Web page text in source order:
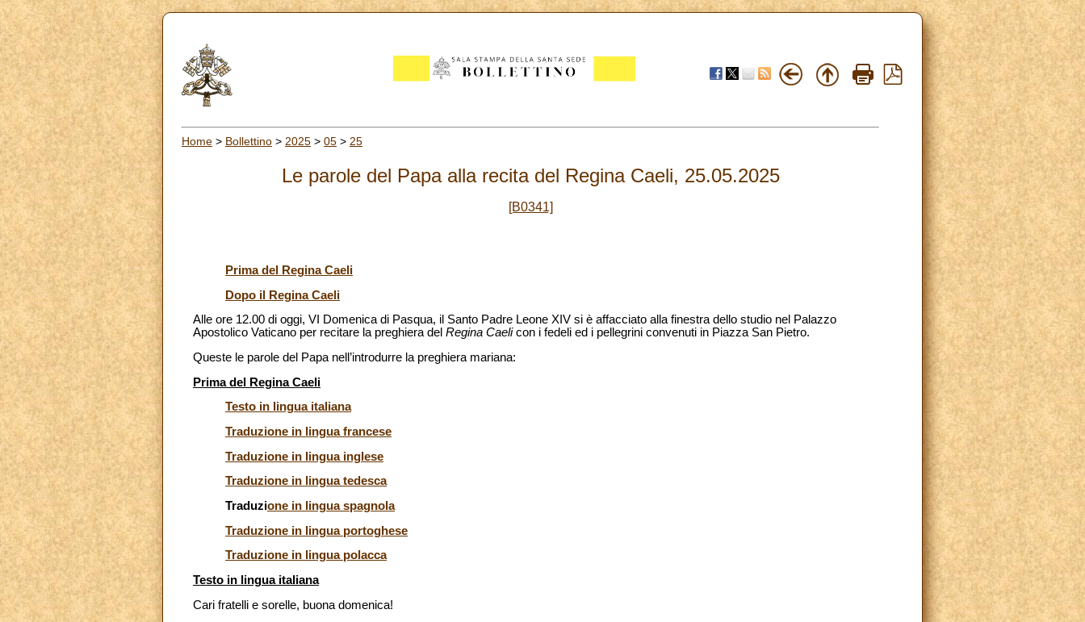
Home > Bollettino > 2025 > 05 > 25
Le parole del Papa alla recita del Regina Caeli, 25.05.2025
[B0341]
Prima del Regina Caeli
Dopo il Regina Caeli
Alle ore 12.00 di oggi, VI Domenica di Pasqua, il Santo Padre Leone XIV si è affacciato alla finestra dello studio nel Palazzo
Apostolico Vaticano per recitare la preghiera del Regina Caelicon i fedeli ed i pellegrini convenuti in Piazza San Pietro.
Queste le parole del Papa nell’introdurre la preghiera mariana:
Prima del Regina Caeli
Testo in lingua italiana
Traduzione in lingua francese
Traduzione in lingua inglese
Traduzione in lingua tedesca
Traduzione in lingua spagnola
Traduzione in lingua portoghese
Traduzione in lingua polacca
Testo in lingua italiana
Cari fratelli e sorelle, buona domenica!